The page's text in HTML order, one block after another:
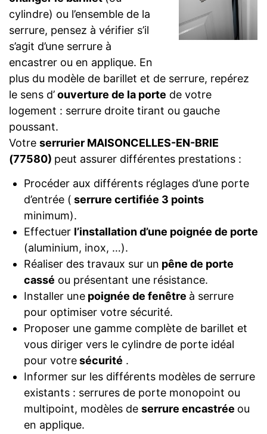
cylindre) ou l’ensemble de la
serrure, pensez à vérifier s’il
s’agit d’une serrure à
encastrer ou en applique. En
plus du modèle de barillet et de serrure, repérez
le sens d’ouverture de la porte de votre
logement : serrure droite tirant ou gauche
poussant.
Votre serrurier MAISONCELLES-EN-BRIE
(77580) peut assurer différentes prestations :
Procéder aux différents réglages d’une porte
d’entrée ( serrure certifiée 3 points
minimum).
Effectuer l’installation d’une poignée de porte
(aluminium, inox, …).
Réaliser des travaux sur un pêne de porte
cassé ou présentant une résistance.
Installer unepoignée de fenêtre à serrure
pour optimiser votre sécurité.
Proposer une gamme complète de barillet et
vous diriger vers le cylindre de porte idéal
pour votresécurité .
Informer sur les différents modèles de serrure
existants : serrures de porte monopoint ou
multipoint, modèles de serrure encastrée ou
en applique.